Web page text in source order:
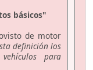
básicos"
de motor
definición los
para